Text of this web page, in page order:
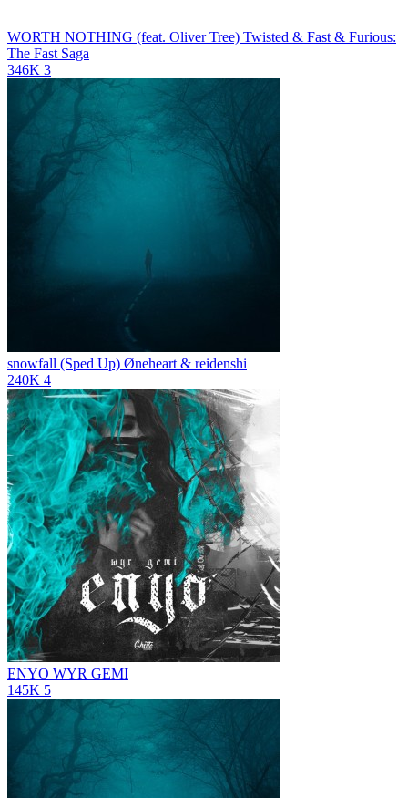
WORTH NOTHING (feat. Oliver Tree) Twisted & Fast & Furious:
The Fast Saga
346K 3
snowfall (Sped Up) Øneheart & reidenshi
240K 4
ENYO WYR GEMI
145K 5